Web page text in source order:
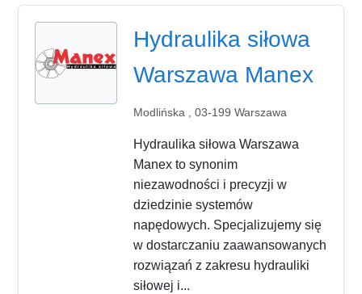
Hydraulika siłowa
Warszawa Manex
Modlińska , 03-199 Warszawa
Hydraulika siłowa Warszawa
Manex to synonim
niezawodności i precyzji w
dziedzinie systemów
napędowych. Specjalizujemy się
w dostarczaniu zaawansowanych
rozwiązań z zakresu hydrauliki
siłowej i...